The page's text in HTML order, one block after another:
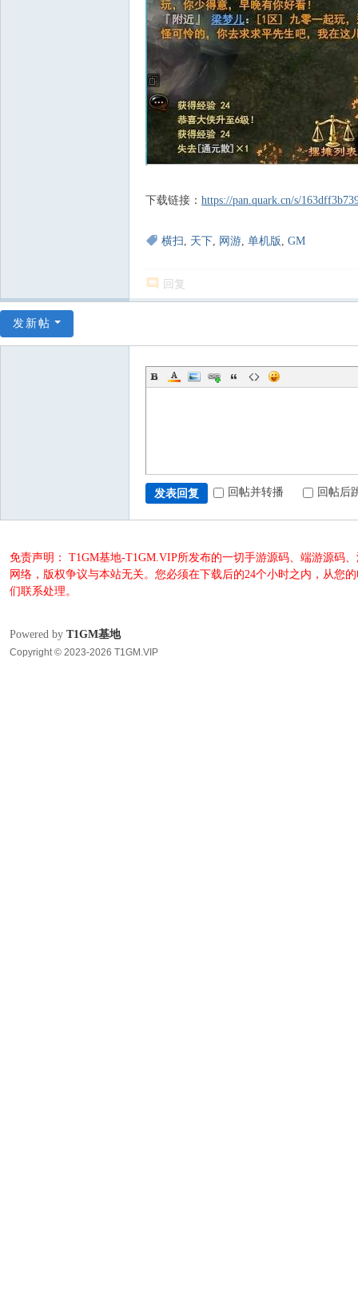
下载链接： https://pan.quark.cn/s/
横扫 , 天下, 网游, 单机版 , GM
回复
发新帖
发表回复 回帖并转播 回帖后
免责声明： T1GM基地-T1GM.VIP所发布的一切手游源码、端游源码
网络，版权争议与本站无关。您必须在下载后的24个小时之内，从您
们联系处理。
Powered by T1GM基地
Copyright © 2023-2026 T1GM.VIP